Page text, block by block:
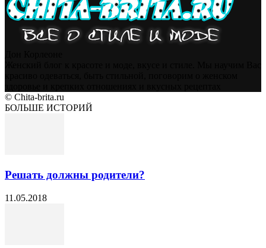
© Chita-brita.ru
БОЛЬШЕ ИСТОРИЙ
Решать должны родители?
11.05.2018